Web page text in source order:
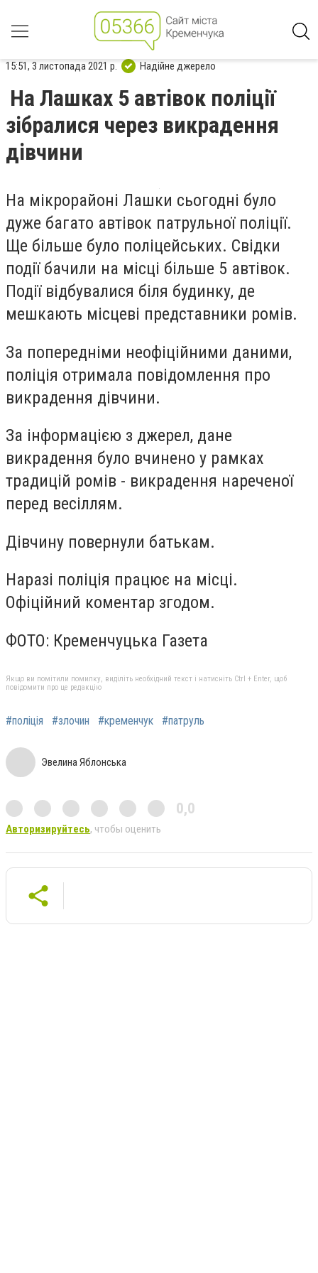
15:51, 3 листопада 2021 р. Надійне джерело
На Лашках 5 автівок поліції
зібралися через викрадення
дівчини
На мікрорайоні Лашки сьогодні було
дуже багато автівок патрульної поліції.
Ще більше було поліцейських. Свідки
події бачили на місці більше 5 автівок.
Події відбувалися біля будинку, де
мешкають місцеві представники ромів.
За попередніми неофіційними даними,
поліція отримала повідомлення про
викрадення дівчини.
За інформацією з джерел, дане
викрадення було вчинено у рамках
традицій ромів - викрадення нареченої
перед весіллям.
Дівчину повернули батькам.
Наразі поліція працює на місці.
Офіційний коментар згодом.
ФОТО: Кременчуцька Газета
Якщо ви помітили помилку, виділіть необхідний текст і натисніть Ctrl + Enter, щоб
повідомити про це редакцію
#поліція #злочин #кременчук #патруль
Эвелина Яблонська
0,0
Авторизируйтесь, чтобы оценить